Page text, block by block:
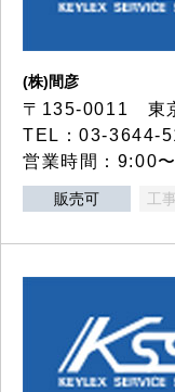
(株)間彦
〒135-0011 東
TEL：03-3644-
営業時間：9:00
販売可 工